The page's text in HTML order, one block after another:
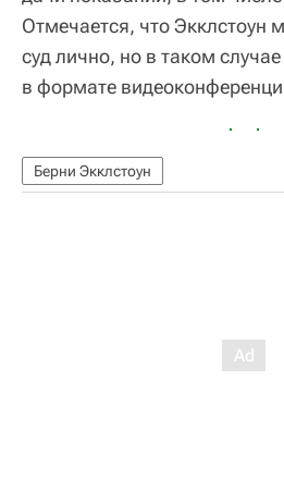
Отмечается, что Экклстоун
суд лично, но в таком
в формате
Берни Экклстоун